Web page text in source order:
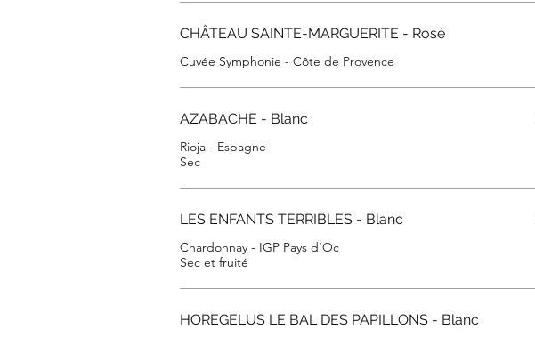
CHÂTEAU SAINTE-MARGUERITE - Rosé
Cuvée Symphonie - Côte de Provence
AZABACHE - Blanc
Rioja - Espagne
Sec
LES ENFANTS TERRIBLES - Blanc
Chardonnay - IGP Pays d’Oc
HOREGELUS LE BAL DES PAPILLONS - Blanc